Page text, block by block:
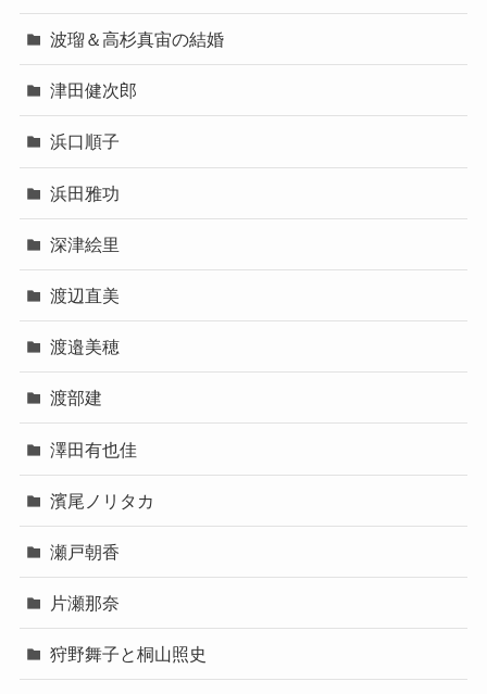
波瑠＆高杉真宙の結婚
津田健次郎
浜口順子
浜田雅功
深津絵里
渡辺直美
渡邉美穂
渡部建
澤田有也佳
濱尾ノリタカ
瀬戸朝香
片瀬那奈
狩野舞子と桐山照史